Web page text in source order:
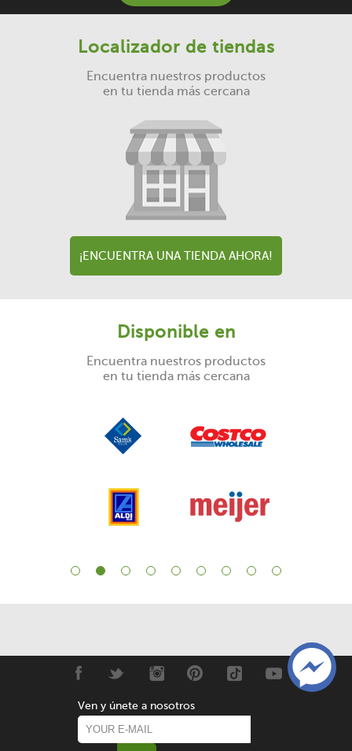
Localizador de tiendas
Encuentra nuestros productos
en tu tienda más cercana
¡ENCUENTRA UNA TIENDA AHORA!
Disponible en
Encuentra nuestros productos
en tu tienda más cercana
Ven y únete a nosotros